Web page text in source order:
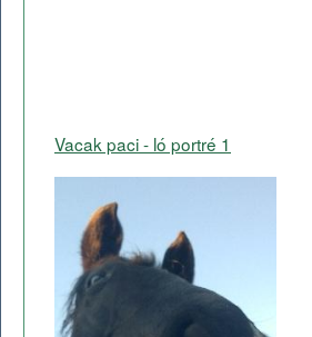
Vacak paci - ló portré 1